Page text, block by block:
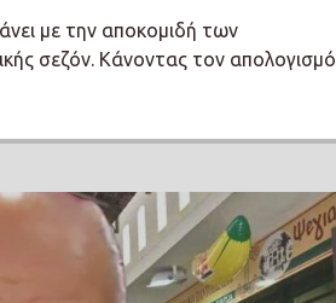
με την αποκομιδή των
σεζόν. Κάνοντας τον απολογισμό